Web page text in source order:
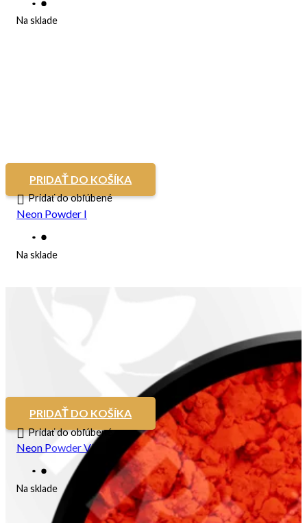
Na sklade
PRIDAŤ DO KOŠÍKA
Pridať do obľúbené
Neon Powder I
Na sklade
PRIDAŤ DO KOŠÍKA
Pridať do obľúbené
Neon Powder VII
Na sklade